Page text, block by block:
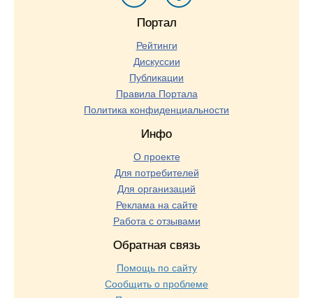
Портал
Рейтинги
Дискуссии
Публикации
Правила Портала
Политика конфиденциальности
Инфо
О проекте
Для потребителей
Для организаций
Реклама на сайте
Работа с отзывами
Обратная связь
Помощь по сайту
Сообщить о проблеме